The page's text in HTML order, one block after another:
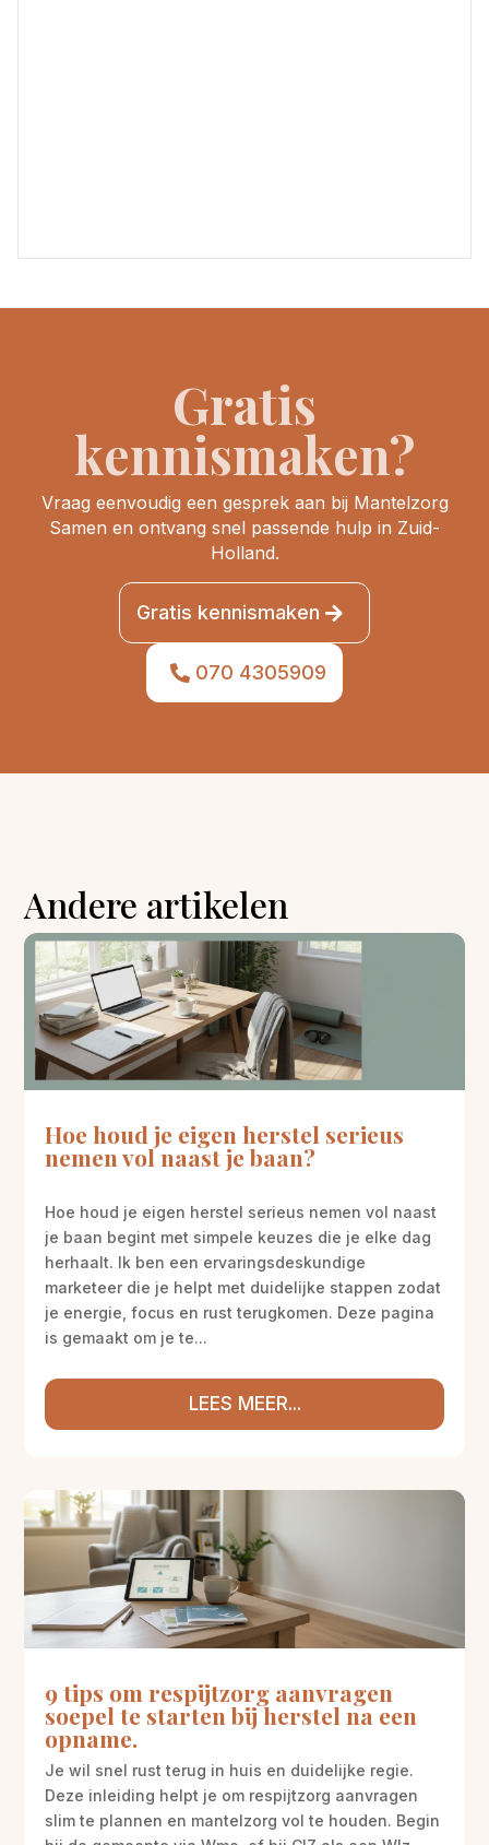
Gratis
kennismaken?
Vraag eenvoudig een gesprek aan bij Mantelzorg
Samen en ontvang snel passende hulp in Zuid-
Holland.
Gratis kennismaken
070 4305909
Andere artikelen
Hoe houd je eigen herstel serieus
nemen vol naast je baan?
Hoe houd je eigen herstel serieus nemen vol naast
je baan begint met simpele keuzes die je elke dag
herhaalt. Ik ben een ervaringsdeskundige
marketeer die je helpt met duidelijke stappen zodat
je energie, focus en rust terugkomen. Deze pagina
is gemaakt om je te...
LEES MEER...
9 tips om respijtzorg aanvragen
soepel te starten bij herstel na een
opname.
Je wil snel rust terug in huis en duidelijke regie.
Deze inleiding helpt je om respijtzorg aanvragen
slim te plannen en mantelzorg vol te houden. Begin